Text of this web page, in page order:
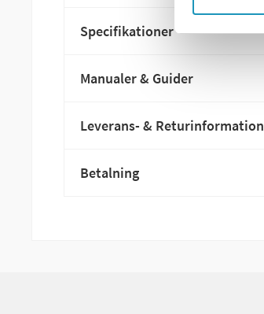
Specifikationer
Manualer & Guider
Leverans- & Returinformation
Betalning